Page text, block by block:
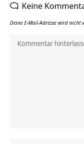
Keine
Deine E-Mail-Adresse wird nicht